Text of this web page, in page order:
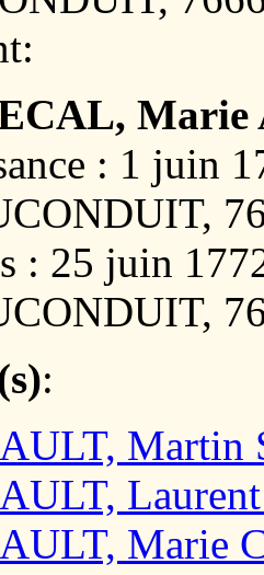
Marie
: 1 juin
: 25 juin
:
Martin
Marie